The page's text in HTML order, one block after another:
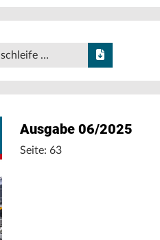
…
Ausgabe 06/2025
Seite: 63